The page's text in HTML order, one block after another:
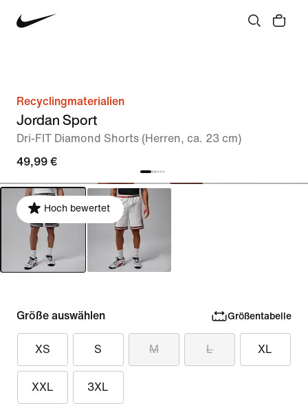
Recyclingmaterialien
Jordan Sport
Dri-FIT Diamond Shorts (Herren, ca. 23 cm)
49,99 €
Hoch bewertet
Größe auswählen Größentabelle
XS S M L XL
XXL 3XL